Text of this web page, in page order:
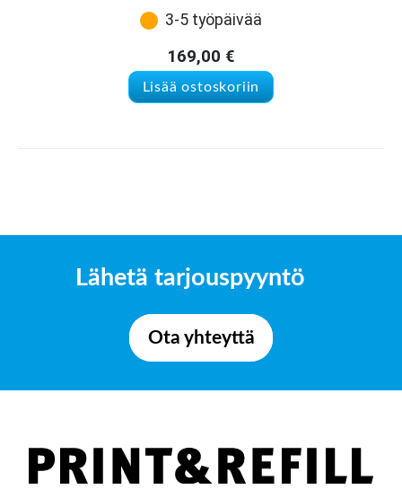
3-5 työpäivää
169,00 €
Lisää ostoskoriin
Lähetä tarjouspyyntö
Ota yhteyttä